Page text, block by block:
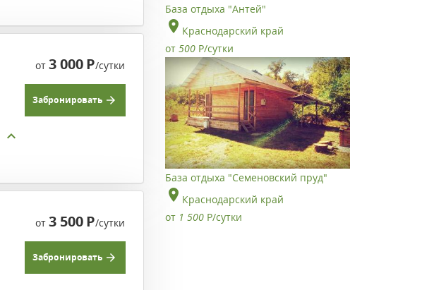
от3 000Р/сутки
Забронировать
от3 500Р/сутки
Забронировать
База отдыха "Антей"
Краснодарский край
от 500 Р/сутки
База отдыха "Семеновский пруд"
Краснодарский край
от 1 500 Р/сутки